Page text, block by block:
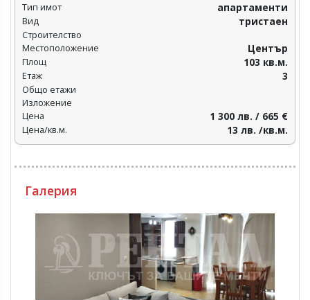
Тип имот апартаменти
Вид тристаен
Строителство
Местоположение
Център
Площ 103 кв.м.
Етаж 3
Общо етажи
Изложение
Цена
1 300 лв. / 665 €
Цена/кв.м. 13 лв. /кв.м.
Галерия